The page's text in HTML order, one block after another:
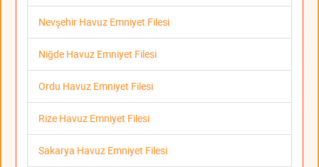
Nevşehir Havuz Emniyet Filesi
Niğde Havuz Emniyet Filesi
Ordu Havuz Emniyet Filesi
Rize Havuz Emniyet Filesi
Sakarya Havuz Emniyet Filesi